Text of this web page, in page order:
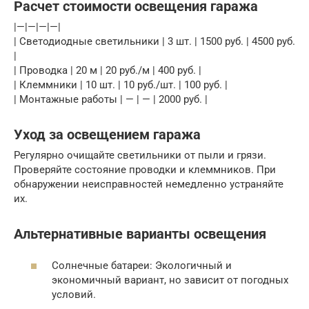
Расчет стоимости освещения гаража
|—|—|—|—|
| Светодиодные светильники | 3 шт. | 1500 руб. | 4500 руб.
| Проводка | 20 м | 20 руб./м | 400 руб. |
| Клеммники | 10 шт. | 10 руб./шт. | 100 руб. |
| Монтажные работы | — | — | 2000 руб. |
Уход за освещением гаража
Регулярно очищайте светильники от пыли и грязи.
Проверяйте состояние проводки и клеммников. При
обнаружении неисправностей немедленно устраняйте
их.
Альтернативные варианты освещения
Солнечные батареи: Экологичный и
экономичный вариант, но зависит от погодных
условий.